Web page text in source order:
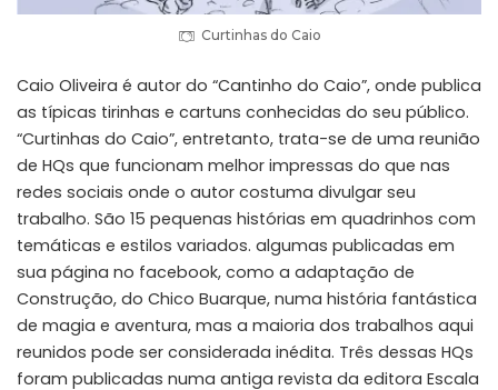
Curtinhas do Caio
Caio Oliveira é autor do “Cantinho do Caio”, onde publica
as típicas tirinhas e cartuns conhecidas do seu público.
“Curtinhas do Caio”, entretanto, trata-se de uma reunião
de HQs que funcionam melhor impressas do que nas
redes sociais onde o autor costuma divulgar seu
trabalho. São 15 pequenas histórias em quadrinhos com
temáticas e estilos variados. algumas publicadas em
sua página no facebook, como a adaptação de
Construção, do Chico Buarque, numa história fantástica
de magia e aventura, mas a maioria dos trabalhos aqui
reunidos pode ser considerada inédita. Três dessas HQs
foram publicadas numa antiga revista da editora Escala